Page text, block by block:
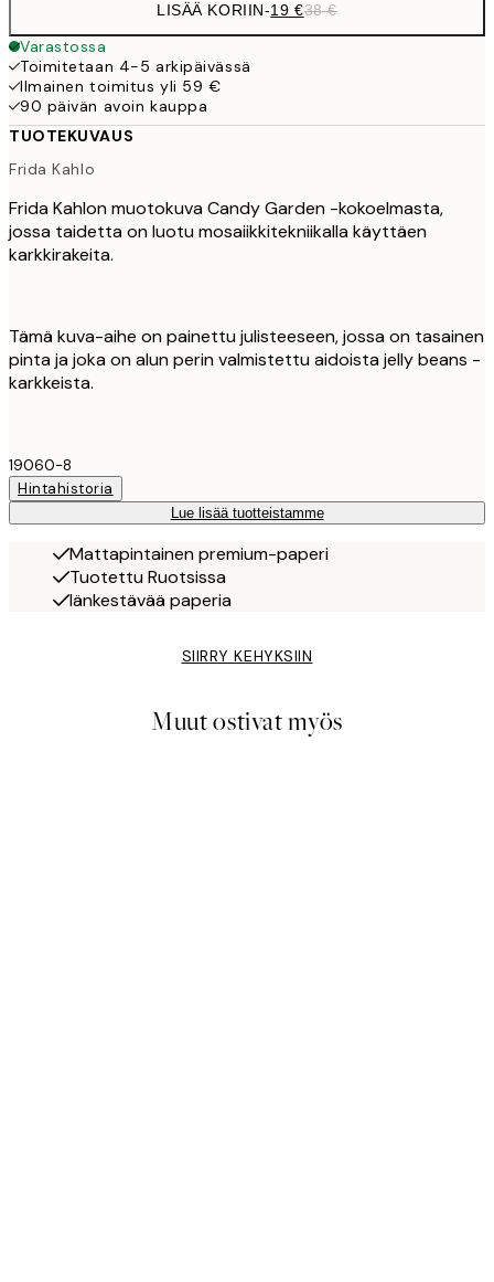
LISÄÄ KORIIN-19 €38 €
Varastossa
Toimitetaan 4-5 arkipäivässä
Ilmainen toimitus yli 59 €
90 päivän avoin kauppa
TUOTEKUVAUS
Frida Kahlo
Frida Kahlon muotokuva Candy Garden -kokoelmasta,
jossa taidetta on luotu mosaiikkitekniikalla käyttäen
karkkirakeita.
Tämä kuva-aihe on painettu julisteeseen, jossa on tasainen
pinta ja joka on alun perin valmistettu aidoista jelly beans -
karkkeista.
19060-8
Hintahistoria
Lue lisää tuotteistamme
Mattapintainen premium-paperi
Tuotettu Ruotsissa
Iänkestävää paperia
SIIRRY KEHYKSIIN
Muut ostivat myös